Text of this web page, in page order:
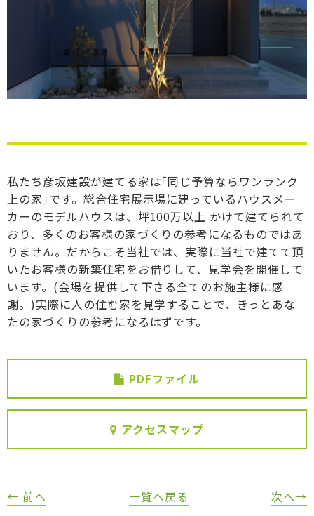
私たち彦坂建設が建てる家は｢同じ予算ならワンランク
上の家｣です。総合住宅展示場に建っているハウスメー
カーのモデルハウスは、坪100万以上 かけて建てられて
おり、多くのお客様の家づくりの参考になるものではあ
りません。だからこそ当社では、実際に当社で建てて頂
いたお客様の新築住宅をお借りして、見学会を開催して
います。(会場を提供して下さる全てのお施主様に感
謝。)実際に人の住む家を見学することで、きっとあな
たの家づくりの参考になるはずです。
PDFファイル
アクセスマップ
← 前へ 一覧へ戻る 次へ→